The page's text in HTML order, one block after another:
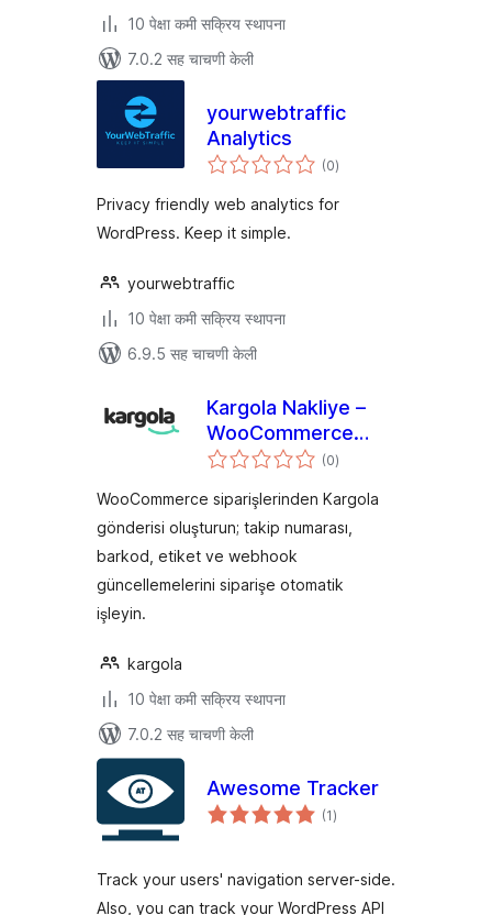
10 पेक्षा कमी सक्रिय स्थापना
7.0.2 सह चाचणी केली
yourwebtraffic
Analytics
(0एकूण
मूल्यांकन
)
Privacy friendly web analytics for
WordPress. Keep it simple.
yourwebtraffic
10 पेक्षा कमी सक्रिय स्थापना
6.9.5 सह चाचणी केली
Kargola Nakliye –
WooCommerce
Entegrasyonu
(0एकूण
मूल्यांकन
)
WooCommerce siparişlerinden Kargola
gönderisi oluşturun; takip numarası,
barkod, etiket ve webhook
güncellemelerini siparişe otomatik
işleyin.
kargola
10 पेक्षा कमी सक्रिय स्थापना
7.0.2 सह चाचणी केली
Awesome Tracker
(1एकूण
मूल्यांकन
)
Track your users' navigation server-side.
Also, you can track your WordPress API